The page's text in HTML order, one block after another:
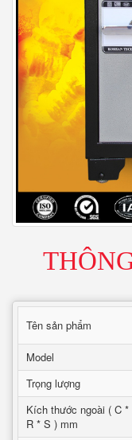
Tên sản phẩm
Model
Trọng lượng
Kích thước ngoài ( C *
R * S ) mm